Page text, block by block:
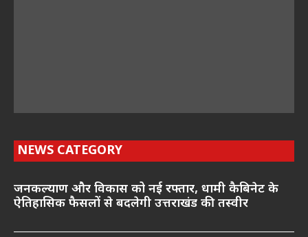
NEWS CATEGORY
जनकल्याण और विकास को नई रफ्तार, धामी कैबिनेट के
ऐतिहासिक फैसलों से बदलेगी उत्तराखंड की तस्वीर